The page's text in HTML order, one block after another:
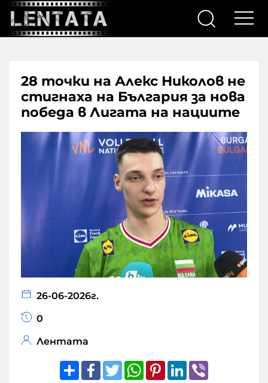
28 точки на Алекс Николов не
стигнаха на България за нова
победа в Лигата на нациите
26-06-2026г.
0
Лентата
ShareFacebook
TwitterWhatsApp
Pinterest
LinkedIn